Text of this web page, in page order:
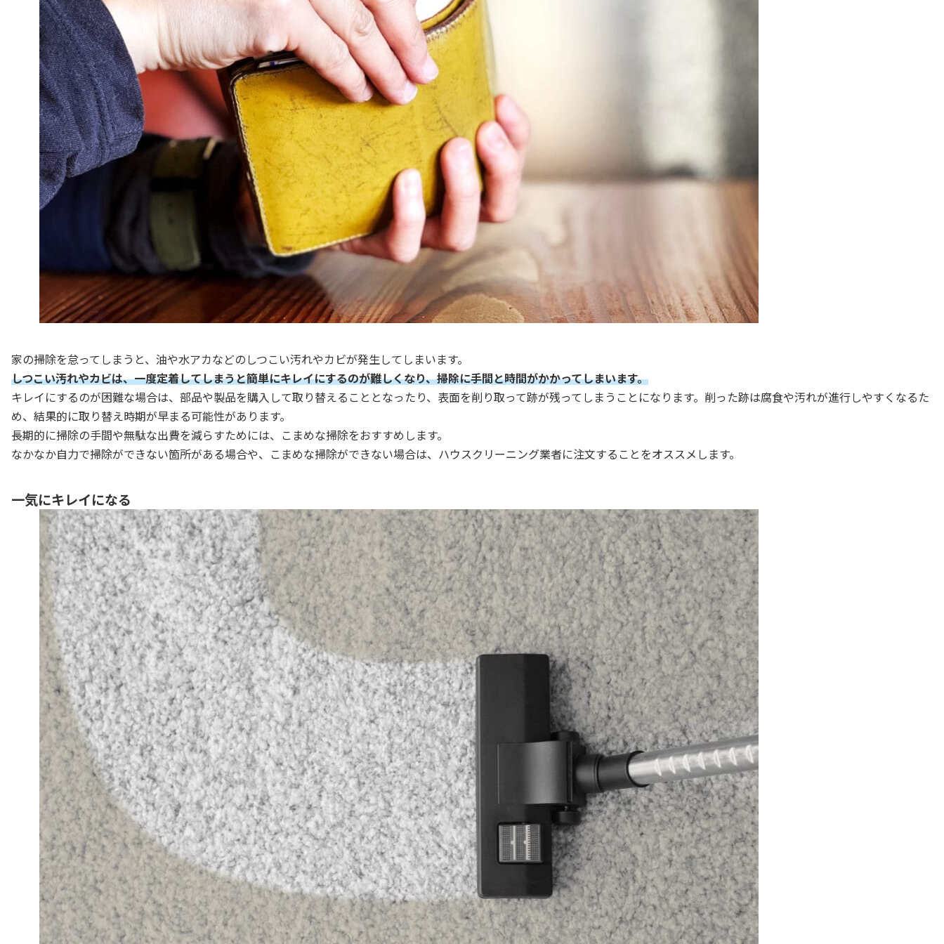
家の掃除を怠ってしまうと、油や水アカなどのしつこい汚れやカビが発生してしまいます。
しつこい汚れやカビは、一度定着してしまうと簡単にキレイにするのが難しくなり、掃除に手間と時間がかかってしまいます。
キレイにするのが困難な場合は、部品や製品を購入して取り替えることとなったり、表面を削り取って跡が残ってしまうことになります。削った跡は腐食や汚れが進行しやすくなるた
め、結果的に取り替え時期が早まる可能性があります。
長期的に掃除の手間や無駄な出費を減らすためには、こまめな掃除をおすすめします。
なかなか自力で掃除ができない箇所がある場合や、こまめな掃除ができない場合は、ハウスクリーニング業者に注文することをオススメします。
一気にキレイになる